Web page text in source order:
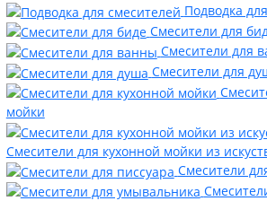
Подводка
Смесители для
Смесители для
Смесители для
мойки
Смесители для кухонной мойки из
Смесители